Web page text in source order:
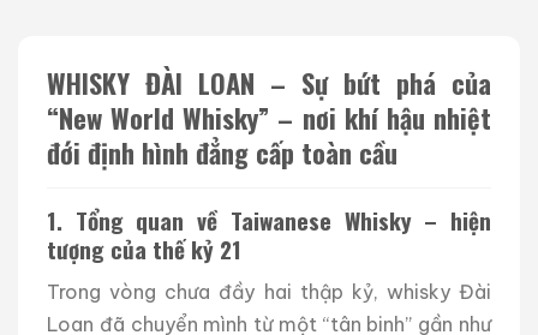
WHISKY ĐÀI LOAN – Sự bứt phá của
“New World Whisky” – nơi khí hậu nhiệt
đới định hình đẳng cấp toàn cầu
1. Tổng quan về Taiwanese Whisky – hiện
tượng của thế kỷ 21
Trong vòng chưa đầy hai thập kỷ, whisky Đài
Loan đã chuyển mình từ một “tân binh” gần như